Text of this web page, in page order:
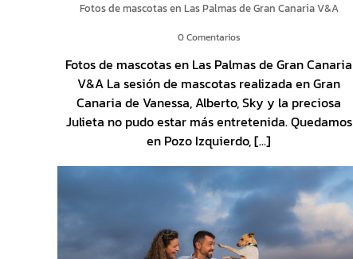
Fotos de mascotas en Las Palmas de Gran Canaria V&A
0 Comentarios
Fotos de mascotas en Las Palmas de Gran Canaria
V&A La sesión de mascotas realizada en Gran
Canaria de Vanessa, Alberto, Sky y la preciosa
Julieta no pudo estar más entretenida. Quedamos
en Pozo Izquierdo, [...]